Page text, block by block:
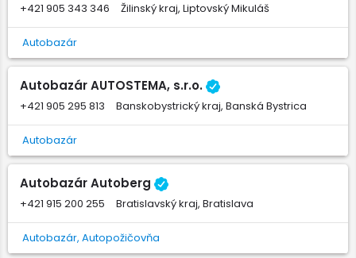
+421 905 343 346 Žilinský kraj, Liptovský Mikuláš
Autobazár
Autobazár AUTOSTEMA, s.r.o.
+421 905 295 813 Banskobystrický kraj, Banská Bystrica
Autobazár
Autobazár Autoberg
+421 915 200 255 Bratislavský kraj, Bratislava
Autobazár, Autopožičovňa